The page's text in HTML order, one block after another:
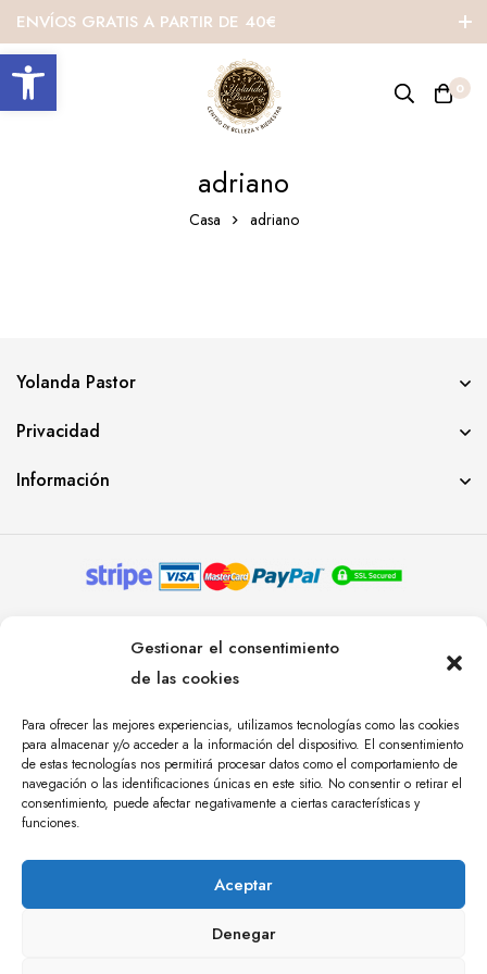
Abrir barra de herramientas
Gestionar el consentimiento
de las cookies
Para ofrecer las mejores experiencias, utilizamos tecnologías como las cookies
para almacenar y/o acceder a la información del dispositivo. El consentimiento
de estas tecnologías nos permitirá procesar datos como el comportamiento de
navegación o las identificaciones únicas en este sitio. No consentir o retirar el
consentimiento, puede afectar negativamente a ciertas características y
funciones.
Aceptar
Denegar
ENVÍOS GRATIS A PARTIR DE 40€
0
adriano
Casa adriano
Yolanda Pastor
Privacidad
Información
RESERVADOS. AGENCIA DE COMUNICACIÓN
ÁNGULO TRES.